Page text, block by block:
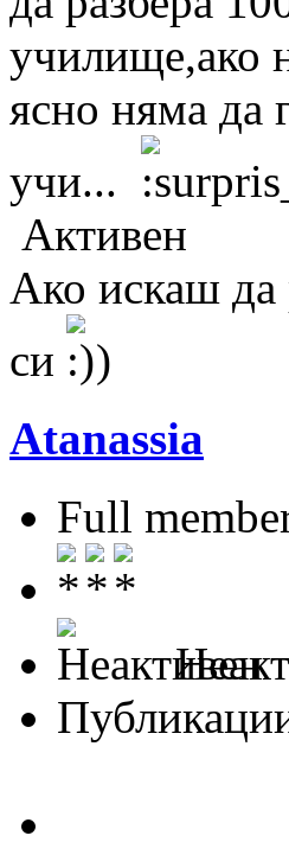
училище,ако
ясно няма да
учи...
Активен
Ако искаш да
си
)
Atanassia
Full